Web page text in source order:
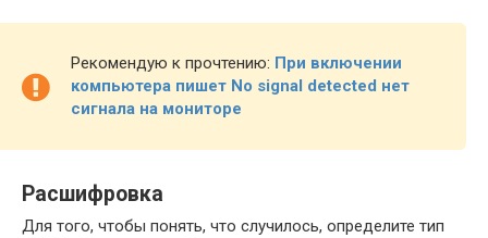
Рекомендую к прочтению: При включении
компьютера пишет No signal detected нет
сигнала на мониторе
Расшифровка
Для того, чтобы понять, что случилось, определите тип